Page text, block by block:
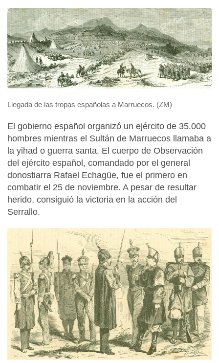
Llegada de las tropas españolas a Marruecos. (ZM)
El gobierno español organizó un ejército de 35.000
hombres mientras el Sultán de Marruecos llamaba a
la yihad o guerra santa. El cuerpo de Observación
del ejército español, comandado por el general
donostiarra Rafael Echagüe, fue el primero en
combatir el 25 de noviembre. A pesar de resultar
herido, consiguió la victoria en la acción del
Serrallo.